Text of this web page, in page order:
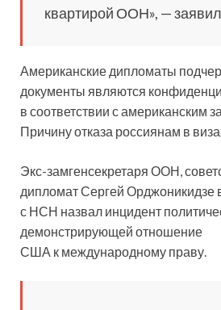
квартирой ООН», —
Американские дипломаты
документы являются
в соответствии с американским
Причину отказа россиянам в
Экс-замгенсекретаря ООН,
дипломат Сергей Орджоникидзе
с НСН назвал инцидент
демонстрирующей отношение
США к международному праву.